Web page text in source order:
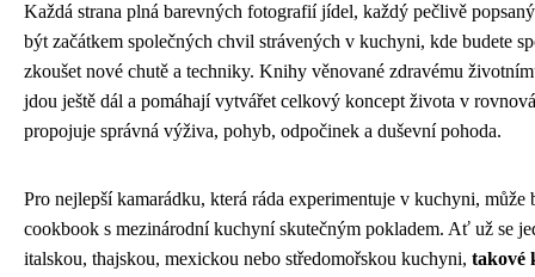
Každá strana plná barevných fotografií jídel, každý pečlivě
být začátkem společných chvil strávených v kuchyni, kde budete
zkoušet nové chutě a techniky. Knihy věnované zdravému
jdou ještě dál a pomáhají vytvářet celkový koncept života v
propojuje správná výživa, pohyb, odpočinek a duševní pohoda.
Pro nejlepší kamarádku, která ráda experimentuje v kuchyni, může
cookbook s mezinárodní kuchyní skutečným pokladem. Ať už se
italskou, thajskou, mexickou nebo středomořskou kuchyni, takové